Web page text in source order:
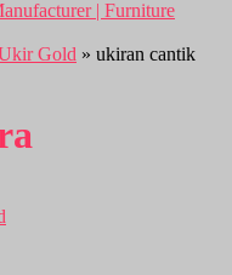
Gold » ukiran cantik